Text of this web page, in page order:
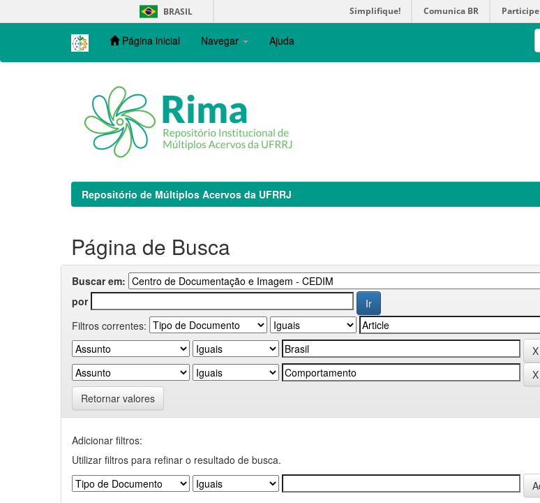
navigation
BRASIL Simplifique! Comunica BR Participe
Página inicial Navegar Ajuda
Repositório de Múltiplos Acervos da UFRRJ
Página de Busca
Buscar em:
por
Filtros correntes:
Retornar valores
Adicionar filtros:
Utilizar filtros para refinar o resultado de busca.